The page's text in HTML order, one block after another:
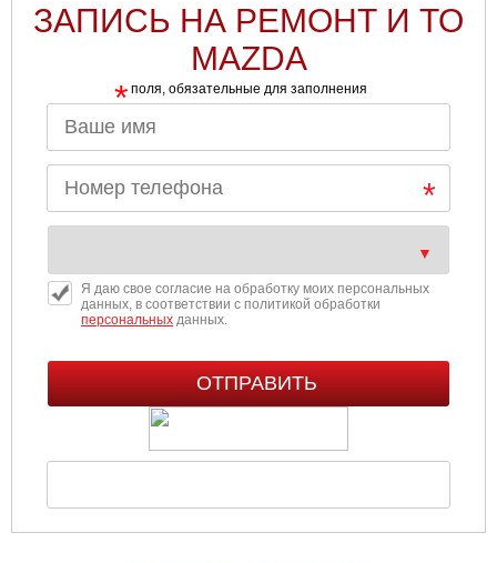
ЗАПИСЬ НА РЕМОНТ И ТО
MAZDA
* поля, обязательные для заполнения
Я даю свое согласие на обработку моих персональных
данных, в соответствии с политикой обработки
персональныхданных.